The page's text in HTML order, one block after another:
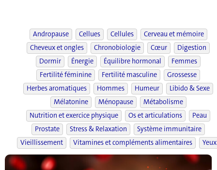
Andropause
Cellues Cellules
Cerveau et mémoire
Cheveux et ongles
Chronobiologie Cœur
Digestion
Dormir
Énergie Équilibre hormonal
Femmes
Fertilité féminine
Fertilité masculine
Grossesse
Herbes aromatiques
Hommes Humeur
Libido & Sexe
Mélatonine
Ménopause
Métabolisme
Nutrition et exercice physique
Os et articulations
Peau
Prostate
Stress & Relaxation
Système immunitaire
Vieillissement
Vitamines et compléments alimentaires Yeux